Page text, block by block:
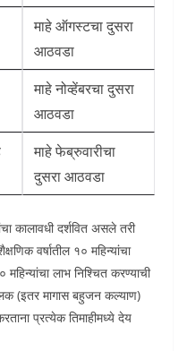
माहे ऑगस्टचा दुसरा
आठवडा
माहे नोव्हेंबरचा दुसरा
आठवडा
माहे फेब्रुवारीचा
दुसरा आठवडा
कालावधी दर्शवित असले तरी
वर्षातील १० महिन्यांचा
लाभ निश्चित करण्याची
(इतर मागास बहुजन कल्याण)
प्रत्येक तिमाहीमध्ये देय